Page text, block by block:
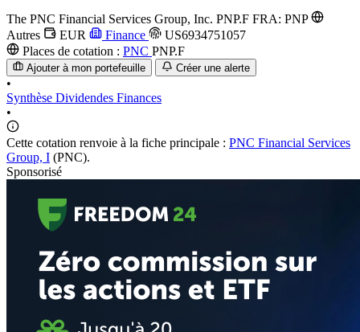
The PNC Financial Services Group, Inc. PNP.F FRA: PNP
Autres
EUR Finance
US6934751057
Places de cotation : PNC PNP.F
Ajouter à mon portefeuille Créer une alerte
•
Synthèse Dividendes Finances
•
Cette cotation renvoie à la fiche principale : PNC Financial Services
Group, I (PNC).
Sponsorisé